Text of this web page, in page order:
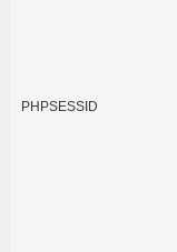
PHPSESSID